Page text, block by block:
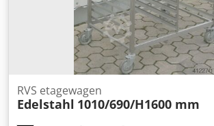
RVS etagewagen
Edelstahl 1010/690/H1600 mm